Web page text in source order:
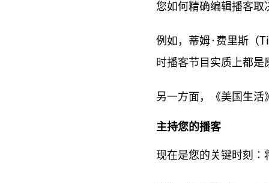
您如何精确编辑播客取
例如，蒂姆·费里斯（
时播客节目实质上都
另一方面，《美国生活
主持您的播客
现在是您的关键时刻：